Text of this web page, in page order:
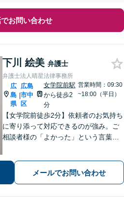
お問い合わせ
下川 絵美 弁護士
弁護士法人晴星法律事務所
広
島
県
|
広島
市中
区
女学院前駅
から徒歩2
分
営業時間：09:30
~18:00（平日）
【女学院前徒歩2分】依頼者のお気持ち
に寄り添って対応できるのが強み。ご
相談者様の「よかった」という言葉の
償金を増額、ご相談ください。【会社
での勤務経験あり】
メールでお問い合わせ